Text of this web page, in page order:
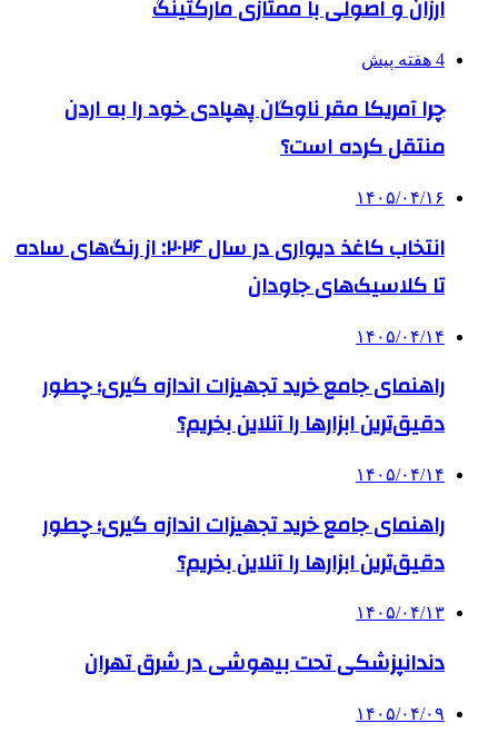
ارزان و اصولی با ممتازی مارکتینگ
4 هفته پیش
چرا آمریکا مقر ناوگان پهپادی خود را به اردن
منتقل کرده است؟
۱۴۰۵/۰۴/۱۶
انتخاب کاغذ دیواری در سال ۲۰۲۶: از رنگ‌های ساده
تا کلاسیک‌های جاودان
۱۴۰۵/۰۴/۱۴
راهنمای جامع خرید تجهیزات اندازه گیری؛ چطور
دقیق‌ترین ابزارها را آنلاین بخریم؟
۱۴۰۵/۰۴/۱۴
راهنمای جامع خرید تجهیزات اندازه گیری؛ چطور
دقیق‌ترین ابزارها را آنلاین بخریم؟
۱۴۰۵/۰۴/۱۳
دندانپزشکی تحت بیهوشی در شرق تهران
۱۴۰۵/۰۴/۰۹